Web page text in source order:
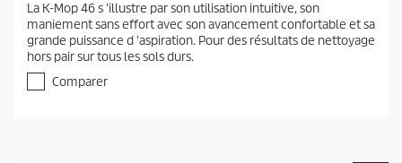
0
s
u
r
é
La K-Mop 46 s 'illustre par son utilisation intuitive, son
maniement sans effort avec son avancement confortable et sa
grande puissance d 'aspiration. Pour des résultats de nettoyage
hors pair sur tous les sols durs.
Comparer